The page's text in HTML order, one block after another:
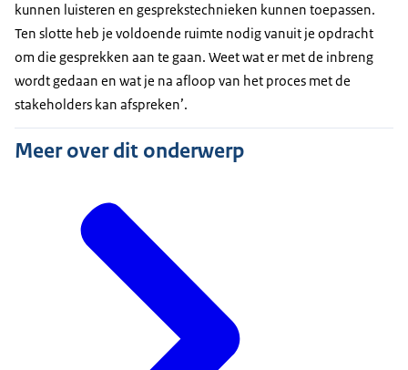
kunnen luisteren en gesprekstechnieken kunnen toepassen.
Ten slotte heb je voldoende ruimte nodig vanuit je opdracht
om die gesprekken aan te gaan. Weet wat er met de inbreng
wordt gedaan en wat je na afloop van het proces met de
stakeholders kan afspreken’.
Meer over dit onderwerp